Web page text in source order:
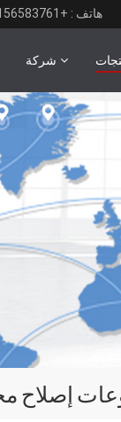
هاتف : +8619156583761
شركة
إصلاح